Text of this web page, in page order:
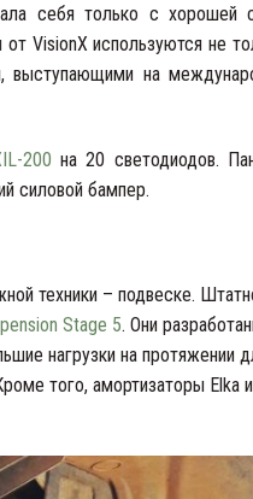
себя только с
VisionX используются не
на
200 на 20 светодиодов.
силовой бампер.
техники – подвеске.
Stage 5. Они
нагрузки на протяжении
того, амортизаторы Elka